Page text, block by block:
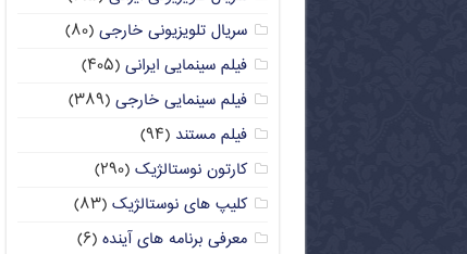
سریال تلویزیونی خارجی (۸۰)
فیلم سینمایی ایرانی (۴۰۵)
فیلم سینمایی خارجی (۳۸۹)
فیلم مستند (۹۴)
کارتون نوستالژیک (۲۹۰)
کلیپ های نوستالژیک (۸۳)
معرفی برنامه های آینده (۶)